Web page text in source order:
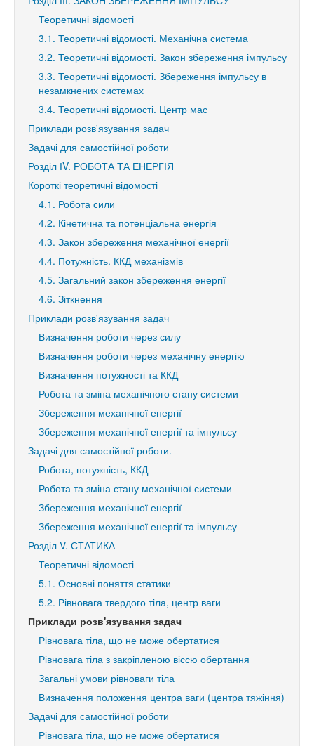
Теоретичні відомості
3.1. Теоретичні відомості. Механічна система
3.2. Теоретичні відомості. Закон збереження імпульсу
3.3. Теоретичні відомості. Збереження імпульсу в
незамкнених системах
3.4. Теоретичні відомості. Центр мас
Приклади розв'язування задач
Задачі для самостійної роботи
Розділ ІV. РОБОТА ТА ЕНЕРГІЯ
Короткі теоретичні відомості
4.1. Робота сили
4.2. Кінетична та потенціальна енергія
4.3. Закон збереження механічної енергії
4.4. Потужність. ККД механізмів
4.5. Загальний закон збереження енергії
4.6. Зіткнення
Приклади розв'язування задач
Визначення роботи через силу
Визначення роботи через механічну енергію
Визначення потужності та ККД
Робота та зміна механічного стану системи
Збереження механічної енергії
Збереження механічної енергії та імпульсу
Задачі для самостійної роботи.
Робота, потужність, ККД
Робота та зміна стану механічної системи
Збереження механічної енергії
Збереження механічної енергії та імпульсу
Розділ V. СТАТИКА
Теоретичні відомості
5.1. Основні поняття статики
5.2. Рівновага твердого тіла, центр ваги
Приклади розв'язування задач
Рівновага тіла, що не може обертатися
Рівновага тіла з закріпленою віссю обертання
Загальні умови рівноваги тіла
Визначення положення центра ваги (центра тяжіння)
Задачі для самостійної роботи
Рівновага тіла, що не може обертатися